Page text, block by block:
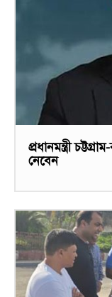
প্রধানমন্ত্রী
নেবেন